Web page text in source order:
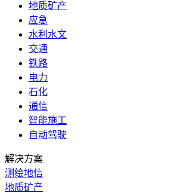
地质矿产
应急
水利水文
交通
铁路
电力
石化
通信
智能施工
自动驾驶
解决方案
测绘地信
地质矿产